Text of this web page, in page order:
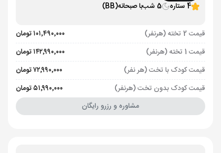
4 ستاره
5 شب با صبحانه(BB)
قیمت 2 تخته (هرنفر)
۱۰۱٬۴۹۰٬۰۰۰ تومان
قیمت 1 تخته (هرنفر)
۱۴۲٬۹۹۰٬۰۰۰ تومان
قیمت کودک با تخت (هر نفر)
۷۲٬۹۹۰٬۰۰۰ تومان
قیمت کودک بدون تخت (هرنفر)
۵۱٬۹۹۰٬۰۰۰ تومان
مشاوره و رزرو رایگان